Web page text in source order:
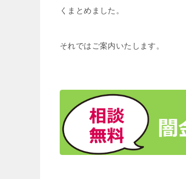
くまとめました。
それではご案内いたします。